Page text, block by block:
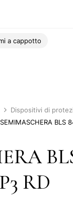
a cappotto
Dispositivi di
SEMIMASCHERA BLS
RD